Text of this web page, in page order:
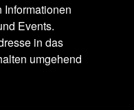
Informationen
Events.
in das
umgehend